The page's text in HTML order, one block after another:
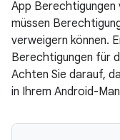
App
müssen
verweigern können.
Berechtigungen für
Achten Sie darauf,
in Ihrem Android-